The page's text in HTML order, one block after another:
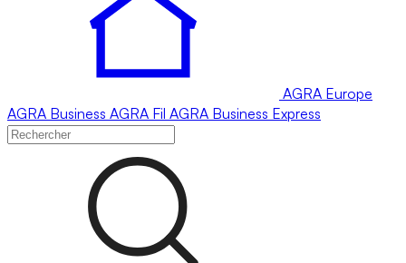
AGRA Europe
AGRA Business AGRA Fil AGRA Business Express